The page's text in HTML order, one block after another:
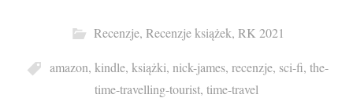
Recenzje, Recenzje książek, RK 2021
amazon, kindle, książki, nick-james, recenzje, sci-fi, the-
time-travelling-tourist, time-travel